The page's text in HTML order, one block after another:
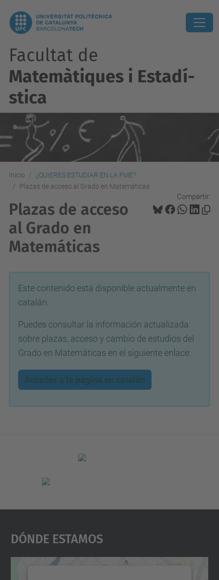
Facultat de
Matemàtiques i Estadí­
stica
Inicio
¿QUIERES ESTUDIAR EN LA FME?
Plazas de acceso al Grado en Matemáticas
Compartir:
Plazas de acceso
al Grado en
Matemáticas
Este contenido está disponible actualmente en
catalán.
Puedes consultar la información actualizada
sobre plazas, acceso y cambio de estudios del
Grado en Matemáticas en el siguiente enlace:
Acceder a la página en catalán
Dónde Estamos